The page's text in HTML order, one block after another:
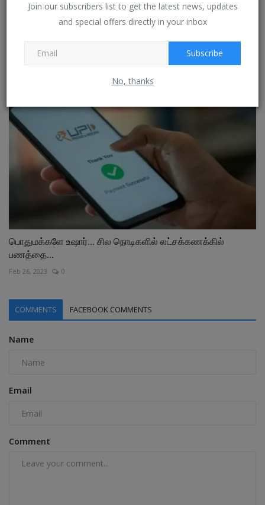
Join our subscribers list to get the latest news, updates
and special offers directly in your inbox
Subscribe
No, thanks
உங்கள் போனின் ப்ளுடூத் எப்போதும் ஆண் ஆக உள்ளதா..? ஒரு
வினாடி...
பொதுமக்களே உஷார்... சில நொடிகளில் லட்சக்கணக்கில்
பணத்தை...
Feb 26, 2023 0
COMMENTS FACEBOOK COMMENTS
Name
Email
Comment